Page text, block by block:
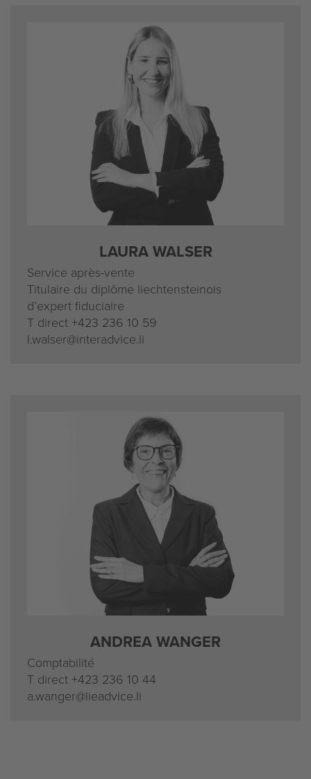
LAURA WALSER
Service après-vente
Titulaire du diplôme liechtensteinois
d’expert fiduciaire
T direct +423 236 10 59
l.walser@interadvice.li
ANDREA WANGER
Comptabilité
T direct +423 236 10 44
a.wanger@lieadvice.li